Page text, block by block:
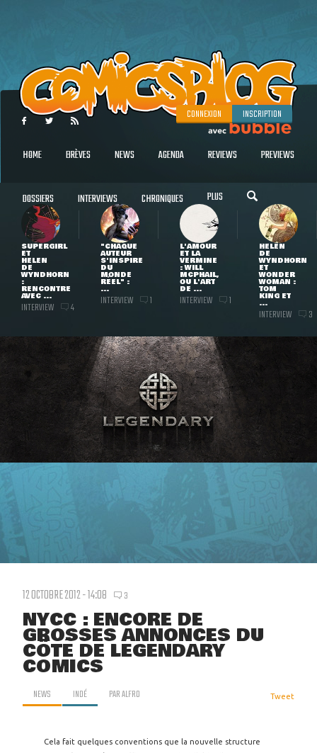
CONNEXION INSCRIPTION
HOME BRÈVES NEWS AGENDA REVIEWS PREVIEWS
DOSSIERS INTERVIEWS CHRONIQUES PLUS
SUPERGIRL
ET
HELEN
DE
WYNDHORN
:
RENCONTRE
AVEC ...
INTERVIEW 4
"CHAQUE
AUTEUR
S'INSPIRE
DU
MONDE
RÉEL" :
...
INTERVIEW 1
L'AMOUR
ET LA
VERMINE
: WILL
MCPHAIL,
OU L'ART
DE ...
INTERVIEW 1
HELEN
DE
WYNDHORN
ET
WONDER
WOMAN :
TOM
KING ET
...
INTERVIEW 3
12 OCTOBRE 2012 - 14:08 3
NYCC : ENCORE DE
GROSSES ANNONCES DU
CÔTÉ DE LEGENDARY
COMICS
NEWS INDÉ PARALFRO Tweet
Cela fait quelques conventions que la nouvelle structure